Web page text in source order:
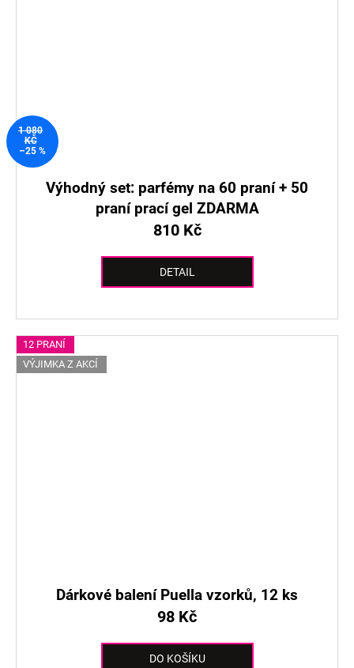
1 080
KČ
–25 %
Výhodný set: parfémy na 60 praní + 50
praní prací gel ZDARMA
810 Kč
DETAIL
12 PRANÍ
VÝJIMKA Z AKCÍ
Dárkové balení Puella vzorků, 12 ks
98 Kč
DO KOŠÍKU